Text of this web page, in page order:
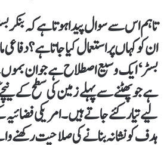
تاہم اس سے سوال پیدا ہوتا ہے کہ بنکر
ان کو کہاں پر استعمال کیا جاتا ہے؟
بسٹر‘ ایک وسیع اصطلاح ہے جو ان
ہے جو پھٹنے سے پہلے زمین کی سطح کے
لیے تیار کئے جاتے ہیں۔ امریکی